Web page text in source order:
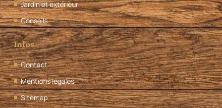
Jardin et extérieur
Conseils
Infos
Contact
Mentions légales
Sitemap